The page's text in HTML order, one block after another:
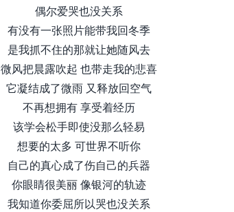
偶尔爱哭也没关系
有没有一张照片能带我回冬季
是我抓不住的那就让她随风去
微风把晨露吹起 也带走我的悲喜
它凝结成了微雨 又释放回空气
不再想拥有 享受着经历
该学会松手即使没那么轻易
想要的太多 可世界不听你
自己的真心成了伤自己的兵器
你眼睛很美丽 像银河的轨迹
我知道你委屈所以哭也没关系